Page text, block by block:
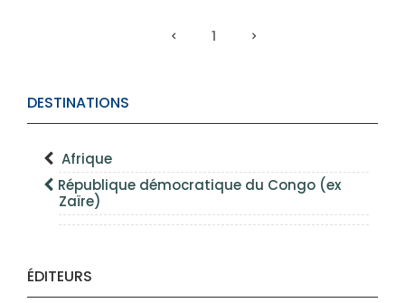
DESTINATIONS
Afrique
République démocratique du Congo (ex
Zaïre)
ÉDITEURS
1